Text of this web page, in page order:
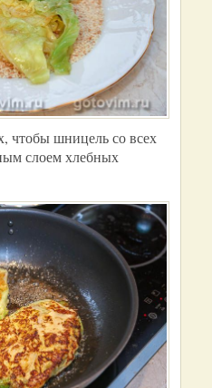
чтобы шницель со всех
слоем хлебных